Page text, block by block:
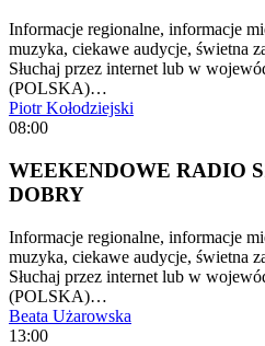
Informacje regionalne, informacje
muzyka, ciekawe audycje, świetna
Słuchaj przez internet lub w
(POLSKA)…
Piotr Kołodziejski
08:00
WEEKENDOWE RADIO
DOBRY
Informacje regionalne, informacje
muzyka, ciekawe audycje, świetna
Słuchaj przez internet lub w
(POLSKA)…
Beata Użarowska
13:00